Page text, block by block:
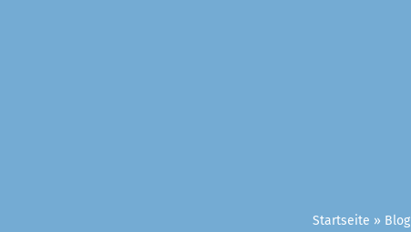
Startseite » Blog